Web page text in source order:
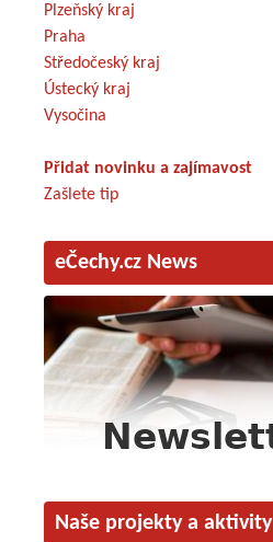
Plzeňský kraj
Praha
Středočeský kraj
Ústecký kraj
Vysočina
Přidat novinku a zajímavost
Zašlete tip
eČechy.cz News
Naše projekty a aktivity